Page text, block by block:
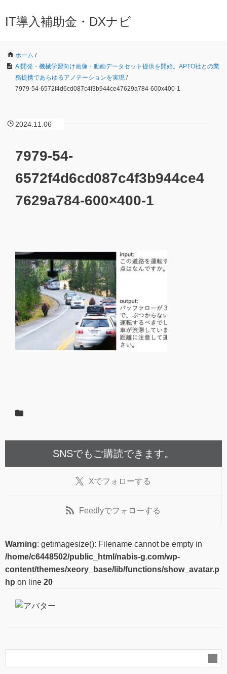
IT導入補助金・DXナビ
ホーム /
AI開発・機械学習向け画像・動画データセット提供を開始。APTO社との業
務提携であらゆるアノテーションを実現 /
7979-54-6572f4d6cd087c4f3b944ce47629a784-600x400-1
2024.11.06
7979-54-
6572f4d6cd087c4f3b944ce4
7629a784-600×400-1
SNSでもご購読できます。
Xでフォローする
Feedlyでフォローする
Warning: getimagesize(): Filename cannot be empty in
/home/c6448502/public_html/nabis-g.com/wp-
content/themes/xeory_base/lib/functions/show_avatar.p
hp on line 20